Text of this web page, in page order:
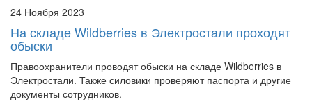
24 Ноября 2023
На складе Wildberries в Электростали проходят
обыски
Правоохранители проводят обыски на складе Wildberries в
Электростали. Также силовики проверяют паспорта и другие
документы сотрудников.